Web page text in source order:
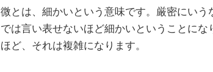
微とは、細かいという意味です。厳密にい
では言い表せないほど細かいということに
ほど、それは複雑になります。